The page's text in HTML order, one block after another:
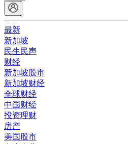
最新
新加坡
民生民声
财经
新加坡股市
新加坡财经
全球财经
中国财经
投资理财
房产
美国股市